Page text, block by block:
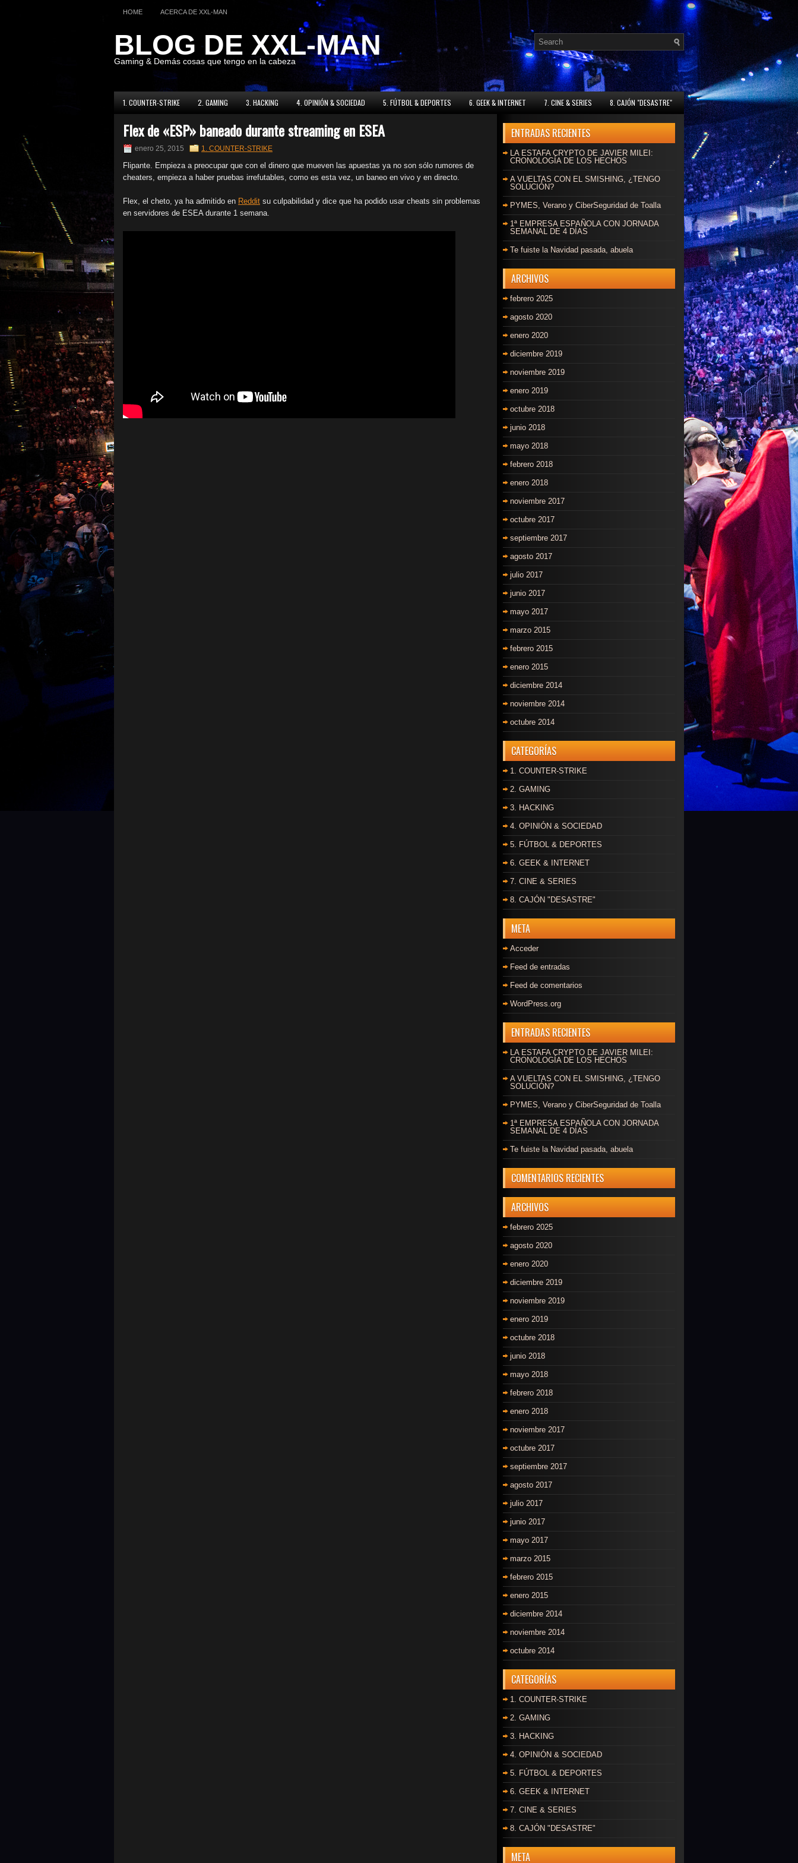
HOME ACERCA DE XXL-MAN
BLOG DE XXL-MAN
Gaming & Demás cosas que tengo en la cabeza
1. COUNTER-STRIKE 2. GAMING 3. HACKING 4. OPINIÓN & SOCIEDAD 5. FÚTBOL & DEPORTES 6. GEEK & INTERNET 7. CINE & SERIES 8. CAJÓN "DESASTRE"
Flex de «ESP» baneado durante streaming en ESEA
enero 25, 2015 1. COUNTER-STRIKE
Flipante. Empieza a preocupar que con el dinero que mueven las apuestas ya no son sólo rumores de
cheaters, empieza a haber pruebas irrefutables, como es esta vez, un baneo en vivo y en directo.
Flex, el cheto, ya ha admitido en Reddit su culpabilidad y dice que ha podido usar cheats sin problemas
en servidores de ESEA durante 1 semana.
ENTRADAS RECIENTES
LA ESTAFA CRYPTO DE JAVIER MILEI:
CRONOLOGÍA DE LOS HECHOS
A VUELTAS CON EL SMISHING, ¿TENGO
SOLUCIÓN?
PYMES, Verano y CiberSeguridad de Toalla
1ª EMPRESA ESPAÑOLA CON JORNADA
SEMANAL DE 4 DÍAS
Te fuiste la Navidad pasada, abuela
ARCHIVOS
febrero 2025
agosto 2020
enero 2020
diciembre 2019
noviembre 2019
enero 2019
octubre 2018
junio 2018
mayo 2018
febrero 2018
enero 2018
noviembre 2017
octubre 2017
septiembre 2017
agosto 2017
julio 2017
junio 2017
mayo 2017
marzo 2015
febrero 2015
enero 2015
diciembre 2014
noviembre 2014
octubre 2014
CATEGORÍAS
1. COUNTER-STRIKE
2. GAMING
3. HACKING
4. OPINIÓN & SOCIEDAD
5. FÚTBOL & DEPORTES
6. GEEK & INTERNET
7. CINE & SERIES
8. CAJÓN "DESASTRE"
META
Acceder
Feed de entradas
Feed de comentarios
WordPress.org
ENTRADAS RECIENTES
LA ESTAFA CRYPTO DE JAVIER MILEI:
CRONOLOGÍA DE LOS HECHOS
A VUELTAS CON EL SMISHING, ¿TENGO
SOLUCIÓN?
PYMES, Verano y CiberSeguridad de Toalla
1ª EMPRESA ESPAÑOLA CON JORNADA
SEMANAL DE 4 DÍAS
Te fuiste la Navidad pasada, abuela
COMENTARIOS RECIENTES
ARCHIVOS
febrero 2025
agosto 2020
enero 2020
diciembre 2019
noviembre 2019
enero 2019
octubre 2018
junio 2018
mayo 2018
febrero 2018
enero 2018
noviembre 2017
octubre 2017
septiembre 2017
agosto 2017
julio 2017
junio 2017
mayo 2017
marzo 2015
febrero 2015
enero 2015
diciembre 2014
noviembre 2014
octubre 2014
CATEGORÍAS
1. COUNTER-STRIKE
2. GAMING
3. HACKING
4. OPINIÓN & SOCIEDAD
5. FÚTBOL & DEPORTES
6. GEEK & INTERNET
7. CINE & SERIES
8. CAJÓN "DESASTRE"
META